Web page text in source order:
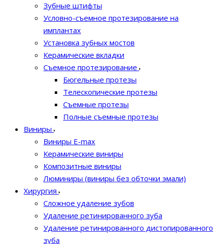
Зубные штифты
Условно-съемное протезирование на
имплантах
Установка зубных мостов
Керамические вкладки
Съемное протезирование
Бюгельные протезы
Телескопические протезы
Съемные протезы
Полные съемные протезы
Виниры
Виниры E-max
Керамические виниры
Композитные виниры
Люминиры (виниры без обточки эмали)
Хирургия
Сложное удаление зубов
Удаление ретинированного зуба
Удаление ретинированного дистопированного
зуба